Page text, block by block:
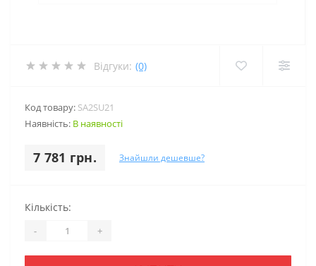
Відгуки: (0)
Код товару: SA2SU21
Наявність: В наявності
7 781 грн. Знайшли дешевше?
Кількість:
- +